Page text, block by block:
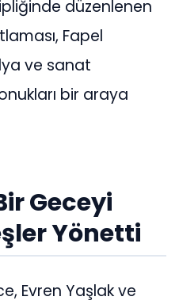
düzenlenen
Fapel
ve sanat
bir araya
Geceyi
Yönetti
Evren Yaşlak ve